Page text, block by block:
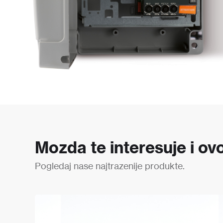
Mozda te interesuje i
Pogledaj nase najtrazenije produkte.